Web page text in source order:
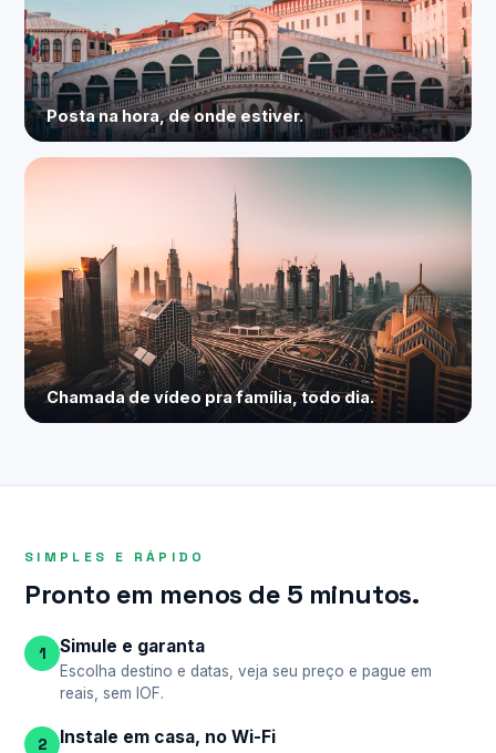
Posta na hora, de onde estiver.
Chamada de vídeo pra família, todo dia.
SIMPLES E RÁPIDO
Pronto em menos de 5 minutos.
1 Simule e garanta
Escolha destino e datas, veja seu preço e pague em
reais, sem IOF.
2 Instale em casa, no Wi-Fi